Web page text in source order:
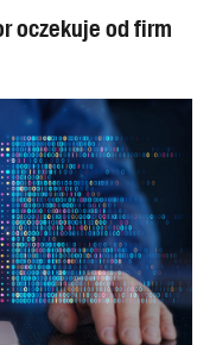
oczekuje od firm